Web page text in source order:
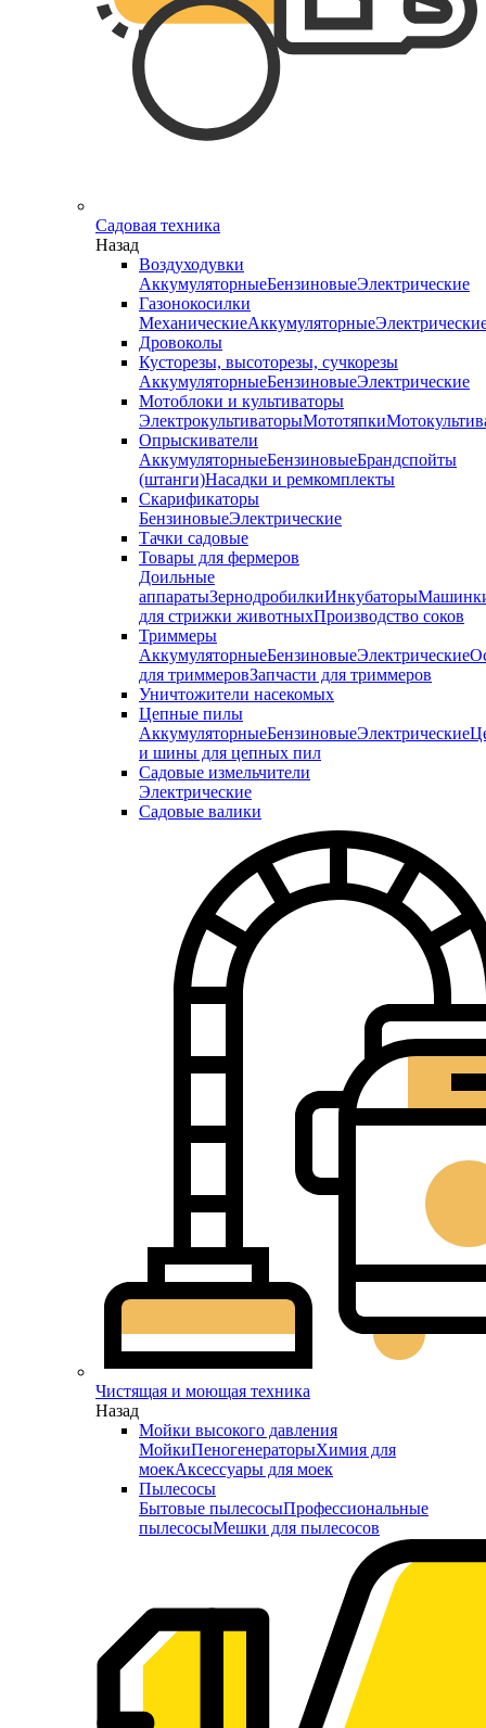
Садовая техника
Назад
Воздуходувки
АккумуляторныеБензиновыеЭлектрические
Газонокосилки
МеханическиеАккумуляторные
Дровоколы
Кусторезы, высоторезы, сучкорезы
АккумуляторныеБензиновыеЭлектрические
Мотоблоки и культиваторы
ЭлектрокультиваторыМототяпки
Опрыскиватели
АккумуляторныеБензиновыеБрандспойты
(штанги)Насадки и ремкомплекты
Скарификаторы
БензиновыеЭлектрические
Тачки садовые
Товары для фермеров
Доильные
аппаратыЗернодробилкиИнкубаторы
для стрижки животныхПроизводство соков
Триммеры
АккумуляторныеБензиновыеЭлектрические
для триммеровЗапчасти для триммеров
Уничтожители насекомых
Цепные пилы
АккумуляторныеБензиновыеЭлектрические
и шины для цепных пил
Садовые измельчители
Электрические
Садовые валики
Чистящая и моющая техника
Назад
Мойки высокого давления
МойкиПеногенераторыХимия для
моекАксессуары для моек
Пылесосы
Бытовые пылесосыПрофессиональные
пылесосыМешки для пылесосов